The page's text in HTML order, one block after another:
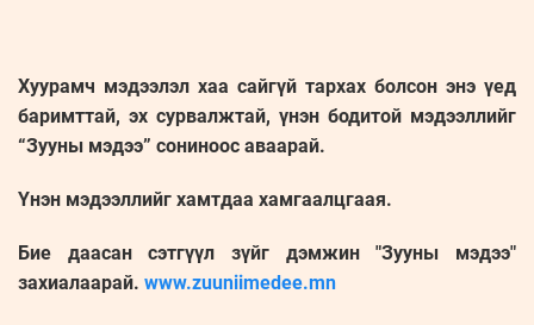
Хуурамч мэдээлэл хаа сайгүй тархах болсон энэ үед
баримттай, эх сурвалжтай, үнэн бодитой мэдээллийг
“Зууны мэдээ” сониноос аваарай.
Үнэн мэдээллийг хамтдаа хамгаалцгаая.
Бие даасан сэтгүүл зүйг дэмжин "Зууны мэдээ"
захиалаарай. www.zuuniimedee.mn